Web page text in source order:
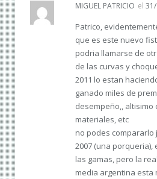
MIGUEL PATRICIO el
Patrico,
que es este nuevo
podria llamarse de
de las curvas y
2011 lo estan
ganado miles de
desempeño,, altisimo
materiales, etc
no podes compararlo
2007 (una porqueria),
las gamas, pero la
media argentina esta